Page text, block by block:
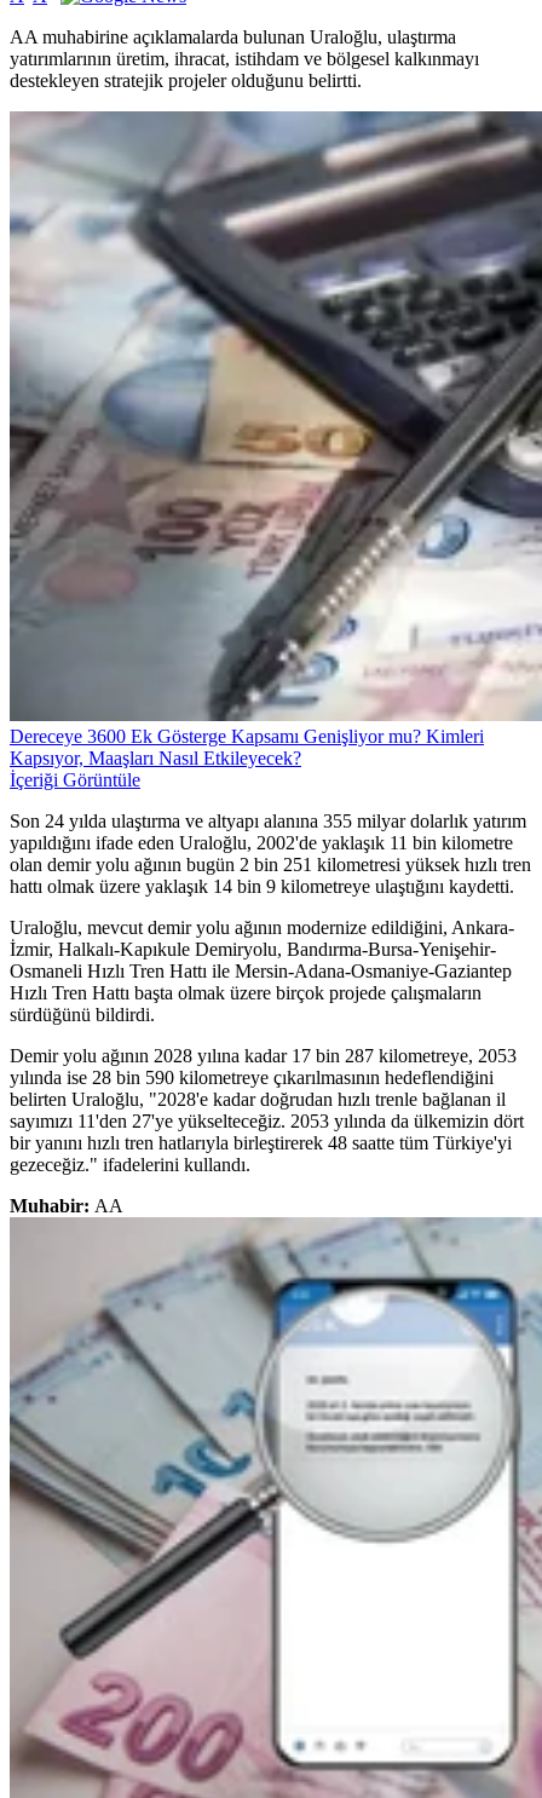
AA muhabirine açıklamalarda bulunan Uraloğlu, ulaştırma
yatırımlarının üretim, ihracat, istihdam ve bölgesel kalkınmayı
destekleyen stratejik projeler olduğunu belirtti.
Dereceye 3600 Ek Gösterge Kapsamı Genişliyor mu? Kimleri
Kapsıyor, Maaşları Nasıl Etkileyecek?
İçeriği Görüntüle
Son 24 yılda ulaştırma ve altyapı alanına 355 milyar dolarlık yatırım
yapıldığını ifade eden Uraloğlu, 2002'de yaklaşık 11 bin kilometre
olan demir yolu ağının bugün 2 bin 251 kilometresi yüksek hızlı tren
hattı olmak üzere yaklaşık 14 bin 9 kilometreye ulaştığını kaydetti.
Uraloğlu, mevcut demir yolu ağının modernize edildiğini, Ankara-
İzmir, Halkalı-Kapıkule Demiryolu, Bandırma-Bursa-Yenişehir-
Osmaneli Hızlı Tren Hattı ile Mersin-Adana-Osmaniye-Gaziantep
Hızlı Tren Hattı başta olmak üzere birçok projede çalışmaların
sürdüğünü bildirdi.
Demir yolu ağının 2028 yılına kadar 17 bin 287 kilometreye, 2053
yılında ise 28 bin 590 kilometreye çıkarılmasının hedeflendiğini
belirten Uraloğlu, "2028'e kadar doğrudan hızlı trenle bağlanan il
sayımızı 11'den 27'ye yükselteceğiz. 2053 yılında da ülkemizin dört
bir yanını hızlı tren hatlarıyla birleştirerek 48 saatte tüm Türkiye'yi
gezeceğiz." ifadelerini kullandı.
Muhabir: AA